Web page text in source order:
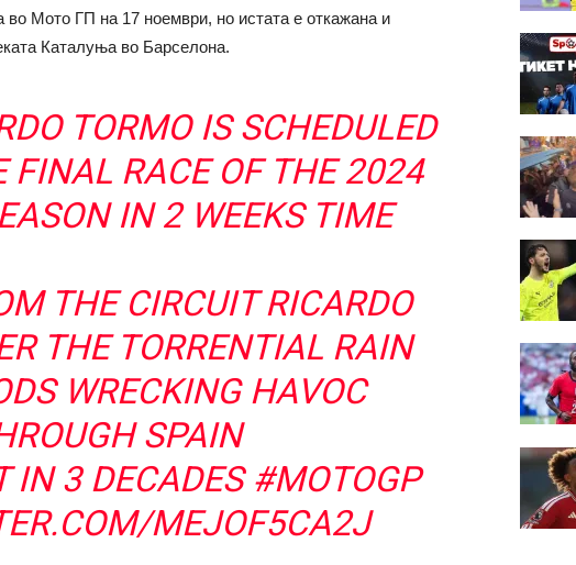
во Мото ГП на 17 ноември, но истата е откажана и
Каталуња во Барселона.
TORMO IS SCHEDULED
FINAL RACE OF THE 2024
IN 2 WEEKS TIME
THE CIRCUIT RICARDO
THE TORRENTIAL RAIN
WRECKING HAVOC
SPAIN
IN 3 DECADES #MOTOGP
MEJOF5CA2J